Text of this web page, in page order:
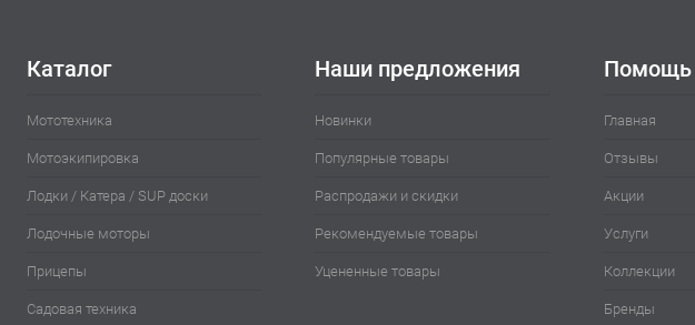
Каталог
Мототехника
Мотоэкипировка
Лодки / Катера / SUP доски
Лодочные моторы
Прицепы
Садовая техника
Наши предложения
Новинки
Популярные товары
Распродажи и скидки
Рекомендуемые товары
Уцененные товары
Помощь
Главная
Отзывы
Акции
Услуги
Коллекции
Бренды